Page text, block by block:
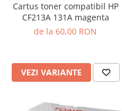
Cartus toner compatibil HP
CF213A 131A magenta
de la 60,00 RON
VEZI VARIANTE